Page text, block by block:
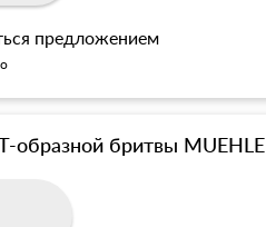
предложением
образной бритвы MUEHLE